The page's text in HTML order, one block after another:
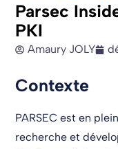
Parsec
PKI
Amaury JOLY
Contexte
PARSEC est en
recherche et